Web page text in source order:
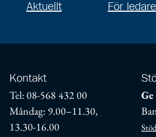
Aktuellt För ledare
Kontakt
Tel: 08-568 432 00
Måndag: 9.00–11.30,
13.30-16.00